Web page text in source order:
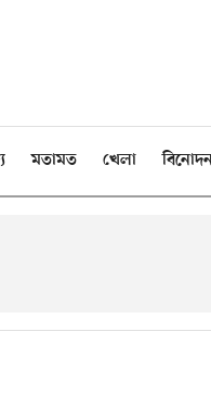
মতামত খেলা